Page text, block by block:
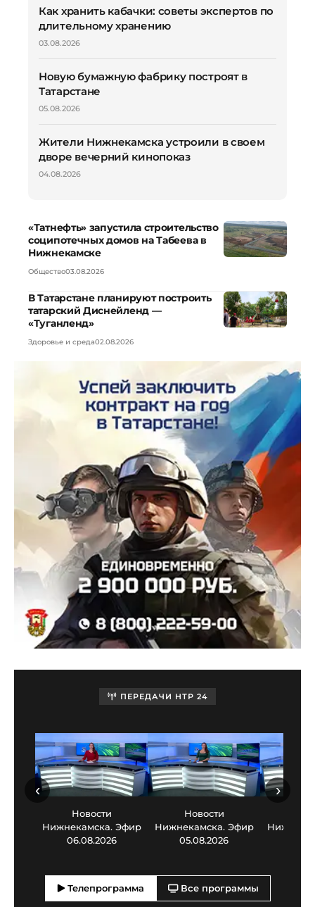
Как хранить кабачки: советы экспертов по
длительному хранению
03.08.2026
Новую бумажную фабрику построят в
Татарстане
05.08.2026
Жители Нижнекамска устроили в своем
дворе вечерний кинопоказ
04.08.2026
«Татнефть» запустила строительство
соципотечных домов на Табеева в
Нижнекамске
Общество03.08.2026
В Татарстане планируют построить
татарский Диснейленд —
«Туганленд»
Здоровье и среда02.08.2026
ПЕРЕДАЧИ НТР 24
Новости
Нижнекамска. Эфир
06.08.2026
Новости
Нижнекамска. Эфир
05.08.2026
‹ ›
Телепрограмма Все программы